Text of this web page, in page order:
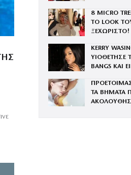
8 MICRO
ΤΟ LOOK
ΞΕΧΩΡΙΣΤΟ!
KERRY
ΥΙΟΘΕΤΗΣΕ
BANGS ΚΑΙ
ΤΑ ΒΗΜΑΤΑ